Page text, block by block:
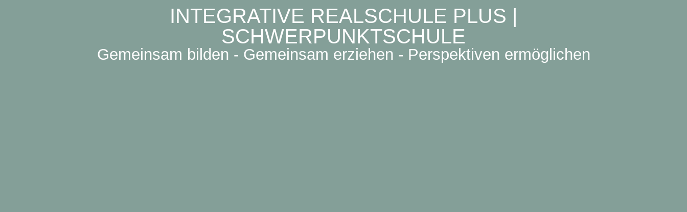
INTEGRATIVE REALSCHULE PLUS |
SCHWERPUNKTSCHULE
Gemeinsam bilden - Gemeinsam erziehen - Perspektiven ermöglichen